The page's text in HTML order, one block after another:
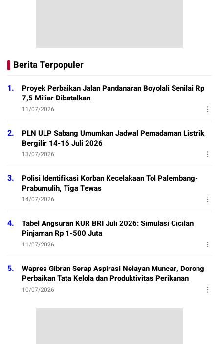
Berita Terpopuler
1.
Proyek Perbaikan Jalan Pandanaran Boyolali Senilai Rp
7,5 Miliar Dibatalkan
11/07/2026
2.
PLN ULP Sabang Umumkan Jadwal Pemadaman Listrik
Bergilir 14-16 Juli 2026
13/07/2026
3.
Polisi Identifikasi Korban Kecelakaan Tol Palembang-
Prabumulih, Tiga Tewas
14/07/2026
4.
Tabel Angsuran KUR BRI Juli 2026: Simulasi Cicilan
Pinjaman Rp 1-500 Juta
11/07/2026
5.
Wapres Gibran Serap Aspirasi Nelayan Muncar, Dorong
Perbaikan Tata Kelola dan Produktivitas Perikanan
10/07/2026